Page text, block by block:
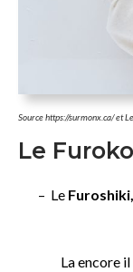
Source https://surmonx.ca/ et
Le
– Le
La encore